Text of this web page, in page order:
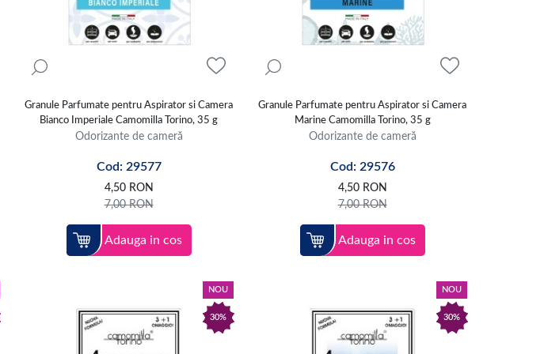
Granule Parfumate pentru Aspirator si Camera
Bianco Imperiale Camomilla Torino, 35 g
Odorizante de cameră
Cod: 29577
4,50 RON
7,00RON
Adauga in cos
Granule Parfumate pentru Aspirator si Camera
Marine Camomilla Torino, 35 g
Odorizante de cameră
Cod: 29576
4,50 RON
7,00RON
Adauga in cos
NOU
30%
NOU
30%